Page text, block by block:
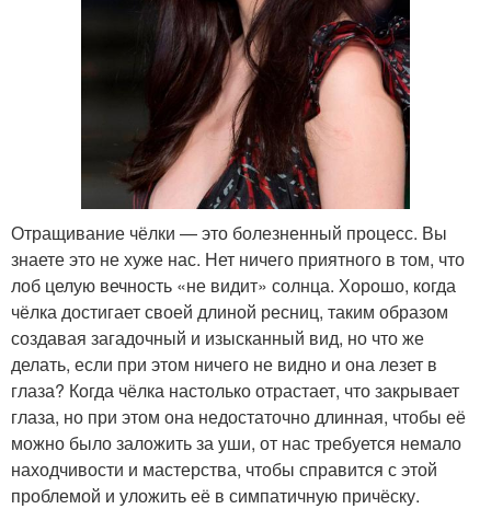
Отращивание чёлки — это болезненный процесс. Вы
знаете это не хуже нас. Нет ничего приятного в том, что
лоб целую вечность «не видит» солнца. Хорошо, когда
чёлка достигает своей длиной ресниц, таким образом
создавая загадочный и изысканный вид, но что же
делать, если при этом ничего не видно и она лезет в
глаза? Когда чёлка настолько отрастает, что закрывает
глаза, но при этом она недостаточно длинная, чтобы её
можно было заложить за уши, от нас требуется немало
находчивости и мастерства, чтобы справится с этой
проблемой и уложить её в симпатичную причёску.